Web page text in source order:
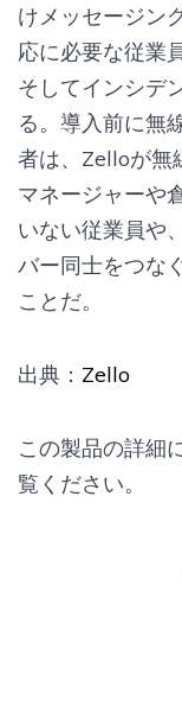
けメッセージン
応に必要な従業
そしてインシデ
る。導入前に無
者は、Zelloが無
マネージャーや
いない従業員や
バー同士をつな
ことだ。
出典： Zello
この製品の詳細
覧ください。